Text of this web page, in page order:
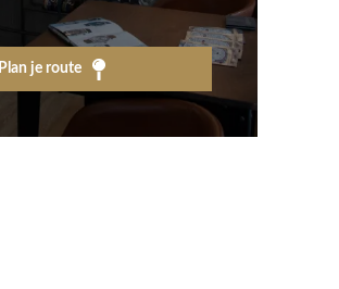
Plan je route